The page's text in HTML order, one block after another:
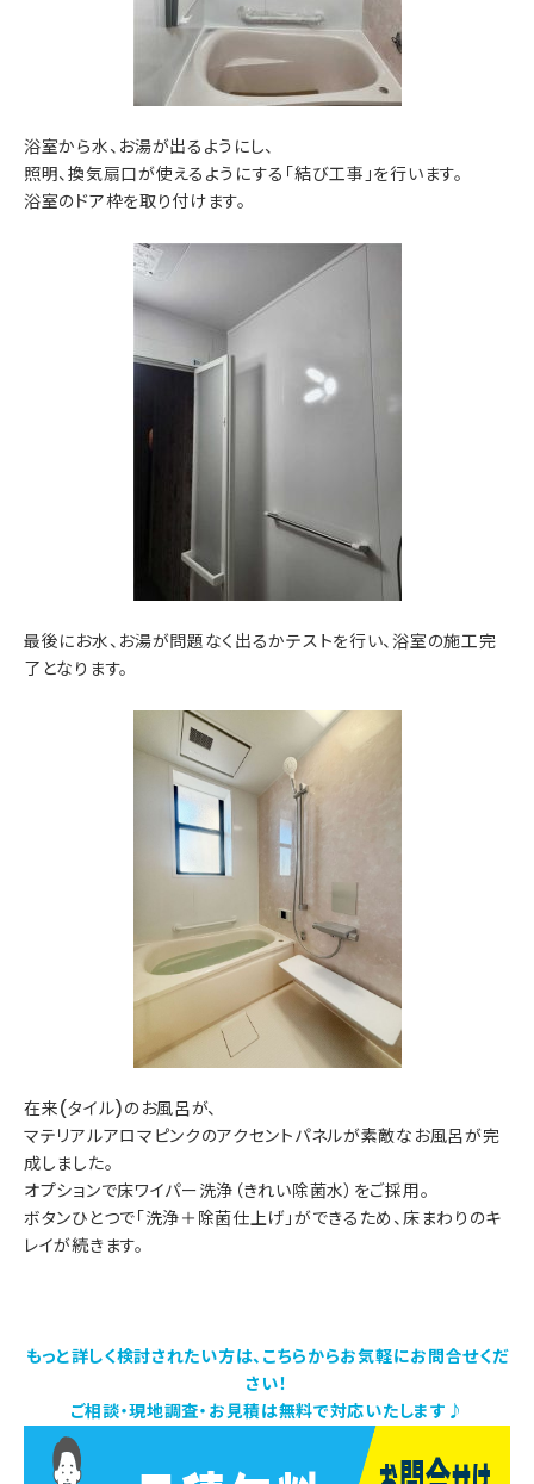
浴室から水、お湯が出るようにし、
照明、換気扇口が使えるようにする「結び工事」を行います。
浴室のドア枠を取り付けます。
最後にお水、お湯が問題なく出るかテストを行い、浴室の施工完
了となります。
在来(タイル)のお風呂が、
マテリアルアロマピンクのアクセントパネルが素敵なお風呂が完
成しました。
オプションで床ワイパー洗浄（きれい除菌水）をご採用。
ボタンひとつで「洗浄＋除菌仕上げ」ができるため、床まわりのキ
レイが続きます。
もっと詳しく検討されたい方は、こちらからお気軽にお問合せくだ
さい！
ご相談・現地調査・お見積は無料で対応いたします♪